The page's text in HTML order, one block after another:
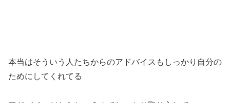
本当はそういう人たちからのアドバイスもしっかり自分の
ためにしてくれてる